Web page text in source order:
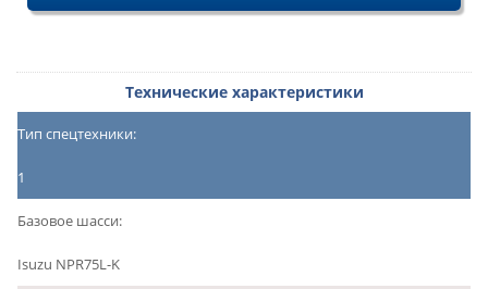
Технические характеристики
Тип спецтехники:
1
Базовое шасси:
Isuzu NPR75L-K